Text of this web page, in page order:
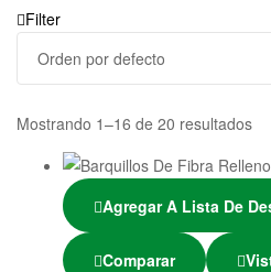
Filter
Mostrando 1–16 de 20 resultados
Agregar A Lista De
Comparar